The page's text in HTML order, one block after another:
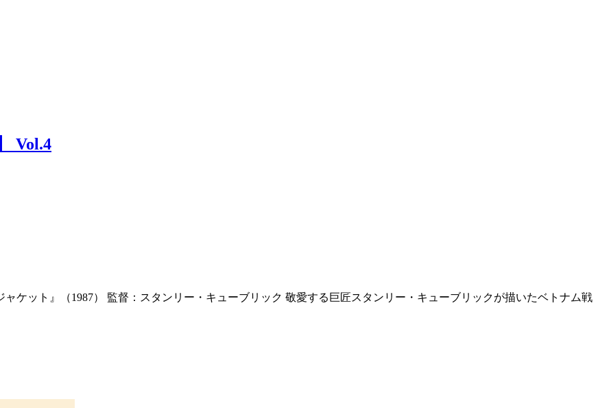
Vol.4
ケット』（1987） 監督：スタンリー・キューブリック 敬愛する巨匠スタンリー・キューブリックが描いたベトナム戦